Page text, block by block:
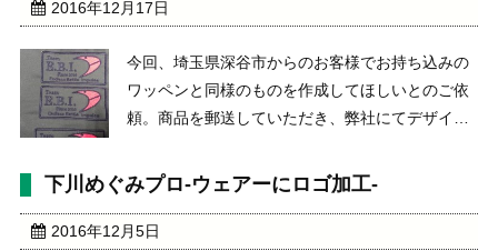
2016年12月17日
今回、埼玉県深谷市からのお客様でお持ち込みの
ワッペンと同様のものを作成してほしいとのご依
頼。商品を郵送していただき、弊社にてデザイン
し、一度確認をしていただいてから本番の量産加
うれしく思います ...
下川めぐみプロ-ウェアーにロゴ加工-
2016年12月5日